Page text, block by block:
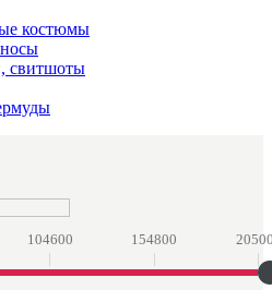
костюмы
свитшоты
104600 154800